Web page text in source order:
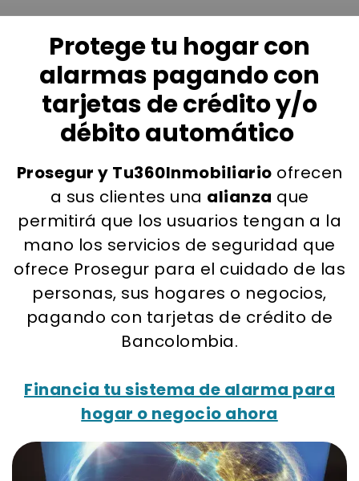
Protege tu hogar con
alarmas pagando con
tarjetas de crédito y/o
débito automático
Prosegur y Tu360Inmobiliario ofrecen
a sus clientes una alianza que
permitirá que los usuarios tengan a la
mano los servicios de seguridad que
ofrece Prosegur para el cuidado de las
personas, sus hogares o negocios,
pagando con tarjetas de crédito de
Bancolombia.
Financia tu sistema de alarma para
hogar o negocio ahora